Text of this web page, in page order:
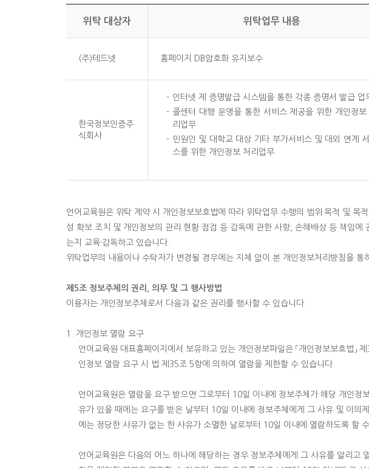
위탁 대상자 위탁업무 내용
(주)테드넷 홈페이지 DB암호화 유지보수
한국정보인증주
식회사
- 인터넷 제 증명발급 시스템을 통한 각종 증명서 발급 업
- 콜센터 대행 운영을 통한 서비스 제공을 위한 개인정보
리업무
- 민원인 및 대학교 대상 기타 부가서비스 및 대외 연계
스를 위한 개인정보 처리업무
언어교육원은 위탁 계약 시 개인정보보호법에 따라 위탁업무 수행의 범위·목적 및 목
성 확보 조치 및 개인정보의 관리 현황 점검 등 감독에 관한 사항, 손해배상 등 책임
는지 교육·감독하고 있습니다.
위탁업무의 내용이나 수탁자가 변경될 경우에는 지체 없이 본 개인정보처리방침을 통
제5조 정보주체의 권리, 의무 및 그 행사방법
이용자는 개인정보주체로서 다음과 같은 권리를 행사할 수 있습니다.
1. 개인정보 열람 요구
언어교육원 대표홈페이지에서 보유하고 있는 개인정보파일은 「개인정보보호법
인정보 열람 요구 시 법 제35조 5항에 의하여 열람을 제한할 수 있습니다.
언어교육원은 열람을 요구 받으면 그로부터 10일 이내에 정보주체가 해당 개인
유가 있을 때에는 요구를 받은 날부터 10일 이내에 정보주체에게 그 사유 및 이의
에는 정당한 사유가 없는 한 사유가 소멸한 날로부터 10일 이내에 열람하도록 할
언어교육원은 다음의 어느 하나에 해당하는 경우 정보주체에게 그 사유를 알리고